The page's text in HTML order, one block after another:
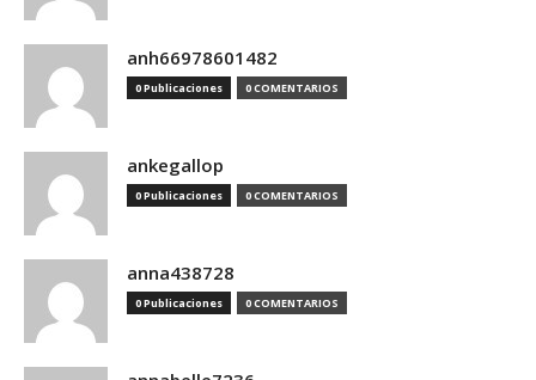
anh66978601482
0 Publicaciones 0 COMENTARIOS
ankegallop
0 Publicaciones 0 COMENTARIOS
anna438728
0 Publicaciones 0 COMENTARIOS